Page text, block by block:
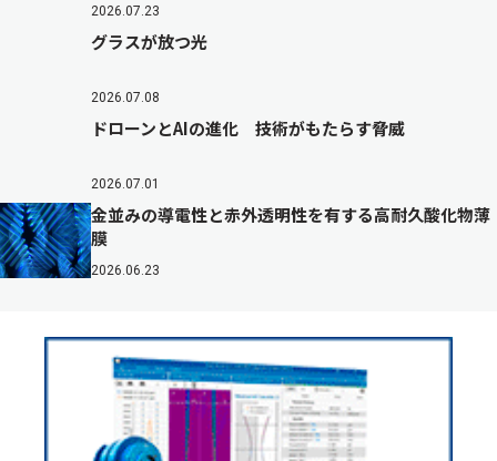
2026.07.23
グラスが放つ光
2026.07.08
ドローンとAIの進化 技術がもたらす脅威
2026.07.01
金並みの導電性と赤外透明性を有する高耐久酸化物薄
膜
2026.06.23